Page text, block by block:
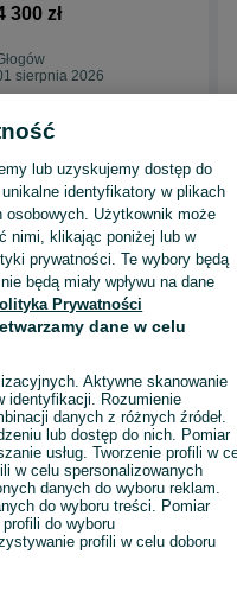
300 zł
sierpnia 2026
Grill - Mazowieckie
Grill -
Wyświetlenia:
Wyślij wiadomość
lub uzyskujemy dostęp do
identyfikatory w plikach
osobowych. Użytkownik może
nimi, klikając poniżej lub w
prywatności. Te wybory będą
będą miały wpływu na dane
Prywatności
dane w celu
Aktywne skanowanie
identyfikacji. Rozumienie
danych z różnych źródeł.
lub dostęp do nich. Pomiar
usług. Tworzenie profili w
w celu spersonalizowanych
danych do wyboru reklam.
do wyboru treści. Pomiar
do wyboru
profili w celu doboru